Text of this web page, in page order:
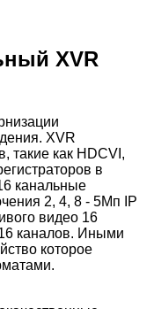
XVR
XVR
такие как HDCVI,
в
канальные
2, 4, 8 - 5Мп IP
видео 16
каналов. Иными
которое